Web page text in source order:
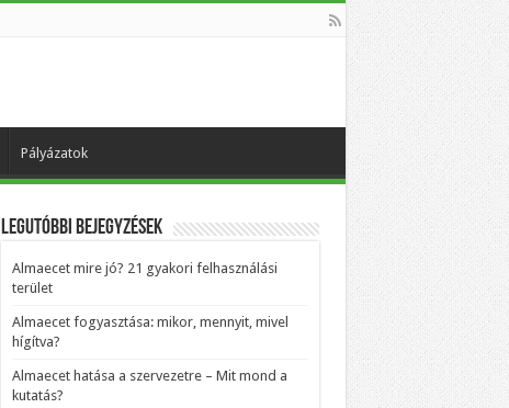
Pályázatok
Legutóbbi bejegyzések
Almaecet mire jó? 21 gyakori felhasználási
terület
Almaecet fogyasztása: mikor, mennyit, mivel
hígítva?
Almaecet hatása a szervezetre – Mit mond a
kutatás?